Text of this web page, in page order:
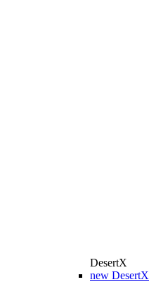
DesertX
new DesertX